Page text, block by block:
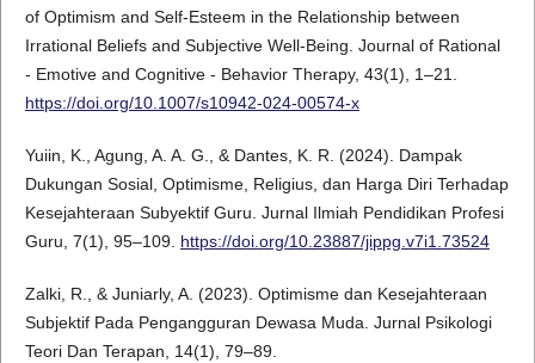
of Optimism and Self-Esteem in the Relationship between
Irrational Beliefs and Subjective Well-Being. Journal of Rational
- Emotive and Cognitive - Behavior Therapy, 43(1), 1–21.
https://doi.org/10.1007/s10942-024-00574-x
Yuiin, K., Agung, A. A. G., & Dantes, K. R. (2024). Dampak
Dukungan Sosial, Optimisme, Religius, dan Harga Diri Terhadap
Kesejahteraan Subyektif Guru. Jurnal Ilmiah Pendidikan Profesi
Guru, 7(1), 95–109. https://doi.org/10.23887/jippg.v7i1.73524
Zalki, R., & Juniarly, A. (2023). Optimisme dan Kesejahteraan
Subjektif Pada Pengangguran Dewasa Muda. Jurnal Psikologi
Teori Dan Terapan, 14(1), 79–89.